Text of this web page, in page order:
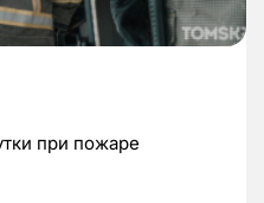
при пожаре